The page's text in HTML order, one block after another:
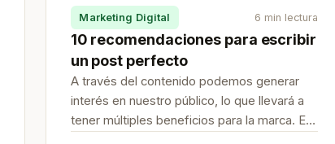
Marketing Digital 6 min lectura
10 recomendaciones para escribir
un post perfecto
A través del contenido podemos generar
interés en nuestro público, lo que llevará a
tener múltiples beneficios para la marca. En